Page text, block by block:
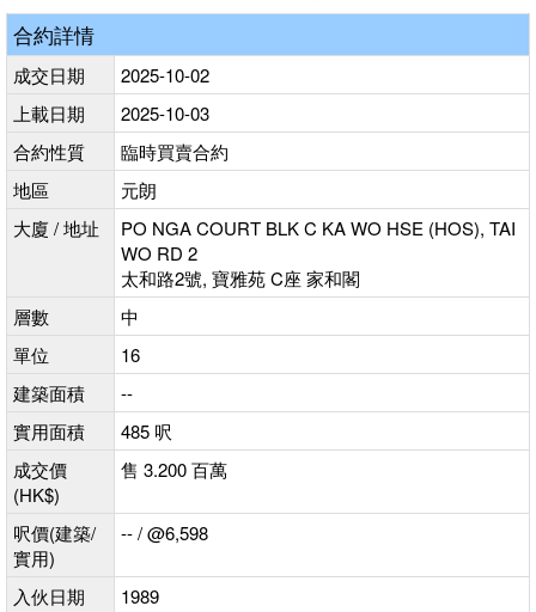
合約詳情
成交日期
2025-10-02
上載日期
2025-10-03
合約性質
臨時買賣合約
地區
元朗
大廈 / 地址
PO NGA COURT BLK C KA WO HSE (HOS), TAI
WO RD 2
太和路2號, 寶雅苑 C座 家和閣
層數
中
單位
16
建築面積
--
實用面積
485 呎
成交價
(HK$)
售 3.200 百萬
呎價(建築/
實用)
-- / @6,598
入伙日期
1989